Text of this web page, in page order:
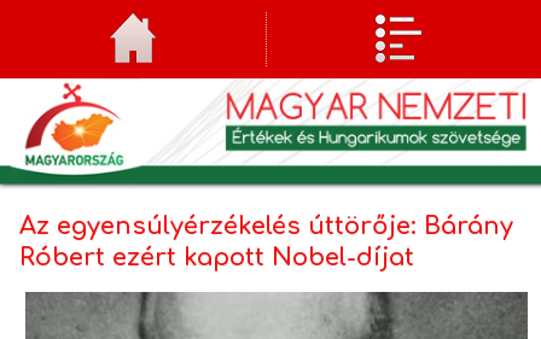
Az egyensúlyérzékelés úttörője: Bárány
Róbert ezért kapott Nobel-díjat